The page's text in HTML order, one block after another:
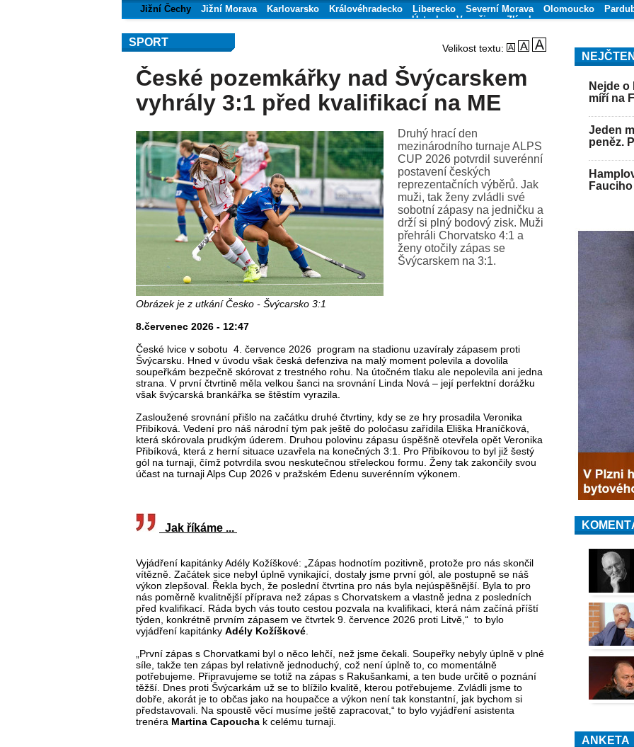
Jižní Čechy Jižní Morava Karlovarsko Královéhradecko Liberecko Severní Morava Olomoucko
Ústecko
Vysočina Zlínsko
SPORT Velikost textu:
České pozemkářky nad Švýcarskem
vyhrály 3:1 před kvalifikací na ME
Druhý hrací den
mezinárodního turnaje ALPS
CUP 2026 potvrdil suverénní
postavení českých
reprezentačních výběrů. Jak
muži, tak ženy zvládli své
sobotní zápasy na jedničku a
drží si plný bodový zisk. Muži
přehráli Chorvatsko 4:1 a
ženy otočily zápas se
Švýcarskem na 3:1.
Obrázek je z utkání Česko - Švýcarsko 3:1
8.červenec 2026 - 12:47
České lvice v sobotu 4. července 2026 program na stadionu uzavíraly zápasem proti
Švýcarsku. Hned v úvodu však česká defenziva na malý moment polevila a dovolila
soupeřkám bezpečně skórovat z trestného rohu. Na útočném tlaku ale nepolevila ani jedna
strana. V první čtvrtině měla velkou šanci na srovnání Linda Nová – její perfektní dorážku
však švýcarská brankářka se štěstím vyrazila.
Zasloužené srovnání přišlo na začátku druhé čtvrtiny, kdy se ze hry prosadila Veronika
Přibíková. Vedení pro náš národní tým pak ještě do poločasu zařídila Eliška Hraníčková,
která skórovala prudkým úderem. Druhou polovinu zápasu úspěšně otevřela opět Veronika
Přibíková, která z herní situace uzavřela na konečných 3:1. Pro Přibíkovou to byl již šestý
gól na turnaji, čímž potvrdila svou neskutečnou střeleckou formu. Ženy tak zakončily svou
účast na turnaji Alps Cup 2026 v pražském Edenu suverénním výkonem.
Jak říkáme ...
Vyjádření kapitánky Adély Kožíškové: „Zápas hodnotím pozitivně, protože pro nás skončil
vítězně. Začátek sice nebyl úplně vynikající, dostaly jsme první gól, ale postupně se náš
výkon zlepšoval. Řekla bych, že poslední čtvrtina pro nás byla nejúspěšnější. Byla to pro
nás poměrně kvalitnější příprava než zápas s Chorvatskem a vlastně jedna z posledních
před kvalifikací. Ráda bych vás touto cestou pozvala na kvalifikaci, která nám začíná příští
týden, konkrétně prvním zápasem ve čtvrtek 9. července 2026 proti Litvě,“ to bylo
vyjádření kapitánky Adély Kožíškové
„První zápas s Chorvatkami byl o něco lehčí, než jsme čekali. Soupeřky nebyly úplně v plné
síle, takže ten zápas byl relativně jednoduchý, což není úplně to, co momentálně
potřebujeme. Připravujeme se totiž na zápas s Rakušankami, a ten bude určitě o poznání
těžší. Dnes proti Švýcarkám už se to blížilo kvalitě, kterou potřebujeme. Zvládli jsme to
dobře, akorát je to občas jako na houpačce a výkon není tak konstantní, jak bychom si
představovali. Na spoustě věcí musíme ještě zapracovat,“ to bylo vyjádření asistenta
trenéra Martina Capoucha k celému turnaji.
Nejde o
míří na
Jeden
peněz.
ANKETA